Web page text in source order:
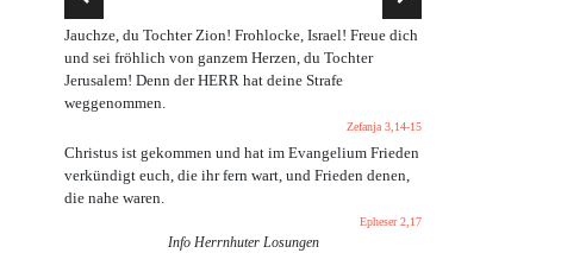
Jauchze, du Tochter Zion! Frohlocke, Israel! Freue dich
und sei fröhlich von ganzem Herzen, du Tochter
Jerusalem! Denn der HERR hat deine Strafe
weggenommen.
Zefanja 3,14-15
Christus ist gekommen und hat im Evangelium Frieden
verkündigt euch, die ihr fern wart, und Frieden denen,
die nahe waren.
Epheser 2,17
Info Herrnhuter Losungen